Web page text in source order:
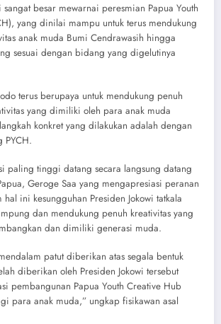
besar mewarnai peresmian Papua Youth
yang dinilai mampu untuk terus mendukung
anak muda Bumi Cendrawasih hingga
sesuai dengan bidang yang digelutinya
terus berupaya untuk mendukung penuh
yang dimiliki oleh para anak muda
konkret yang dilakukan adalah dengan
PYCH.
paling tinggi datang secara langsung datang
Geroge Saa yang mengapresiasi peranan
ini kesungguhan Presiden Jokowi tatkala
dan mendukung penuh kreativitas yang
dan dimiliki generasi muda.
patut diberikan atas segala bentuk
diberikan oleh Presiden Jokowi tersebut
pembangunan Papua Youth Creative Hub
para anak muda,” ungkap fisikawan asal